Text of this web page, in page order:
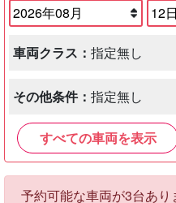
車両クラス： 指定無し
その他条件： 指定無し
すべての車両を表示
予約可能な車両が3台あ